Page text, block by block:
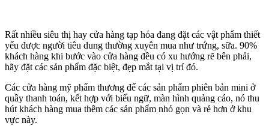
Rất nhiều siêu thị hay cửa hàng tạp hóa đang đặt các vật phẩm thiết
yếu được người tiêu dung thường xuyên mua như trứng, sữa. 90%
khách hàng khi bước vào cửa hàng đều có xu hướng rẽ bên phải,
hãy đặt các sản phẩm đặc biệt, đẹp mắt tại vị trí đó.
Các cửa hàng mỹ phẩm thương để các sản phẩm phiên bản mini ở
quầy thanh toán, kết hợp với biểu ngữ, màn hình quảng cáo, nó thu
hút khách hàng mua thêm các sản phẩm nhỏ gọn và rẻ hơn ở khu
vực này.